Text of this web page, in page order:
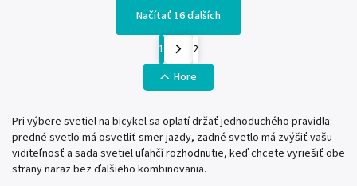
Načítať 16 ďalších
1
2
Hore
Pri výbere svetiel na bicykel sa oplatí držať jednoduchého pravidla:
predné svetlo má osvetliť smer jazdy, zadné svetlo má zvýšiť vašu
viditeľnosť a sada svetiel uľahčí rozhodnutie, keď chcete vyriešiť obe
strany naraz bez ďalšieho kombinovania.